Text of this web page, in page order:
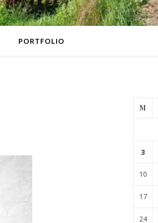
PORTFOLIO
M
3
10
17
24